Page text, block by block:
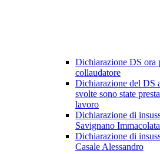
Dichiarazione DS ora
collaudatore
Dichiarazione del DS
svolte sono state
lavoro
Dichiarazione di
Savignano Immacolata
Dichiarazione di
Casale Alessandro